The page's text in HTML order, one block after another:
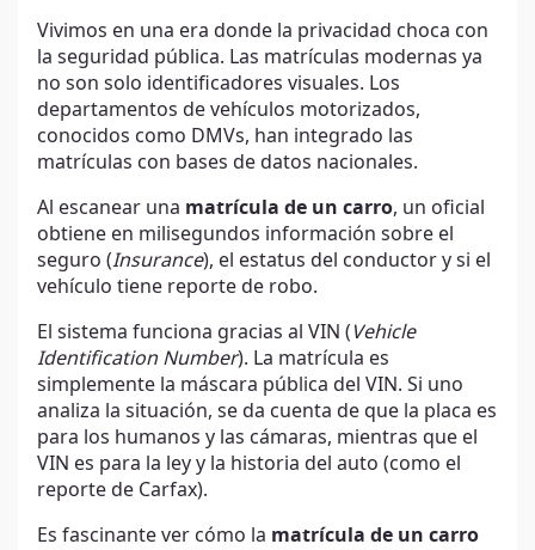
Vivimos en una era donde la privacidad choca con
la seguridad pública. Las matrículas modernas ya
no son solo identificadores visuales. Los
departamentos de vehículos motorizados,
conocidos como DMVs, han integrado las
matrículas con bases de datos nacionales.
Al escanear una matrícula de un carro, un oficial
obtiene en milisegundos información sobre el
seguro (Insurance), el estatus del conductor y si el
vehículo tiene reporte de robo.
El sistema funciona gracias al VIN ( Vehicle
Identification Number). La matrícula es
simplemente la máscara pública del VIN. Si uno
analiza la situación, se da cuenta de que la placa es
para los humanos y las cámaras, mientras que el
VIN es para la ley y la historia del auto (como el
reporte de Carfax).
Es fascinante ver cómo la matrícula de un carro